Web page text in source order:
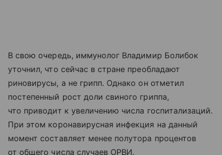
В свою очередь, иммунолог Владимир Болибок
уточнил, что сейчас в стране преобладают
риновирусы, а не грипп. Однако он отметил
постепенный рост доли свиного гриппа,
что приводит к увеличению числа госпитализаций.
При этом коронавирусная инфекция на данный
момент составляет менее полутора процентов
от общего числа случаев ОРВИ.